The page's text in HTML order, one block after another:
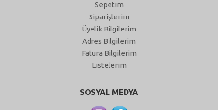
Sepetim
Siparişlerim
Üyelik Bilgilerim
Adres Bilgilerim
Fatura Bilgilerim
Listelerim
SOSYAL MEDYA